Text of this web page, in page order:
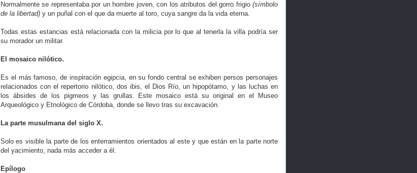
Normalmente se representaba por un hombre joven, con los atributos del gorro frigio (símbolo
de la libertad) y un puñal con el que da muerte al toro, cuya sangre da la vida eterna.
Todas estas estancias está relacionada con la milicia por lo que al tenerla la villa podría ser
su morador un militar.
El mosaico nilótico.
Es el más famoso, de inspiración egipcia, en su fondo central se exhiben persos personajes
relacionados con el repertorio nilótico, dos ibis, el Dios Río, un hipopótamo, y las luchas en
los ábsides de los pigmeos y las grullas. Este mosaico está su original en el Museo
Arqueológico y Etnológico de Córdoba, donde se llevo tras su excavación.
La parte musulmana del siglo X.
Solo es visible la parte de los enterramientos orientados al este y que están en la parte norte
del yacimiento, nada más acceder a él.
Epílogo